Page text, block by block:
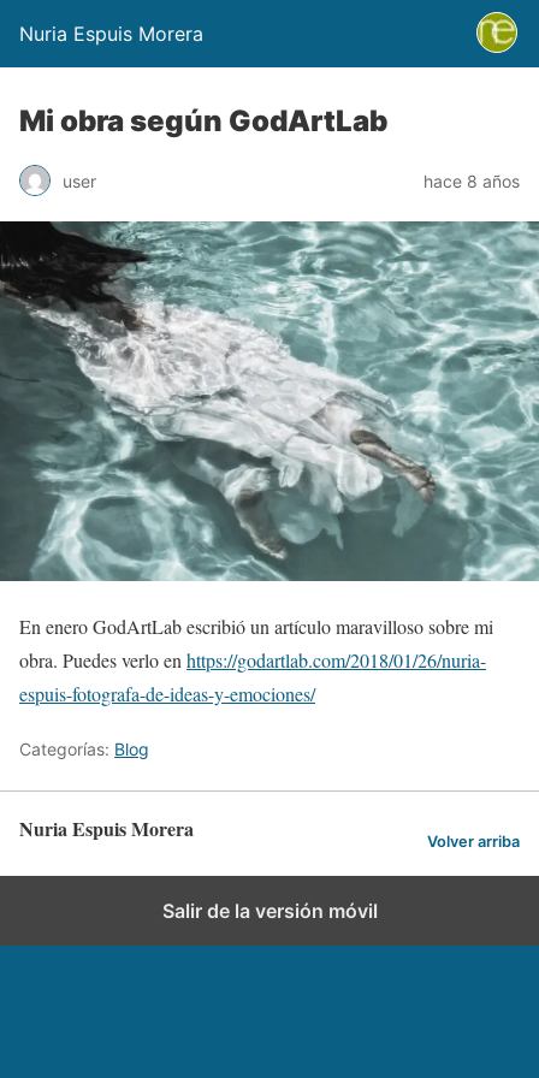
Nuria Espuis Morera
Mi obra según GodArtLab
user hace 8 años
En enero GodArtLab escribió un artículo maravilloso sobre mi
obra. Puedes verlo en https://godartlab.com/2018/01/26/nuria-
espuis-fotografa-de-ideas-y-emociones/
Categorías: Blog
Nuria Espuis Morera Volver arriba
Salir de la versión móvil